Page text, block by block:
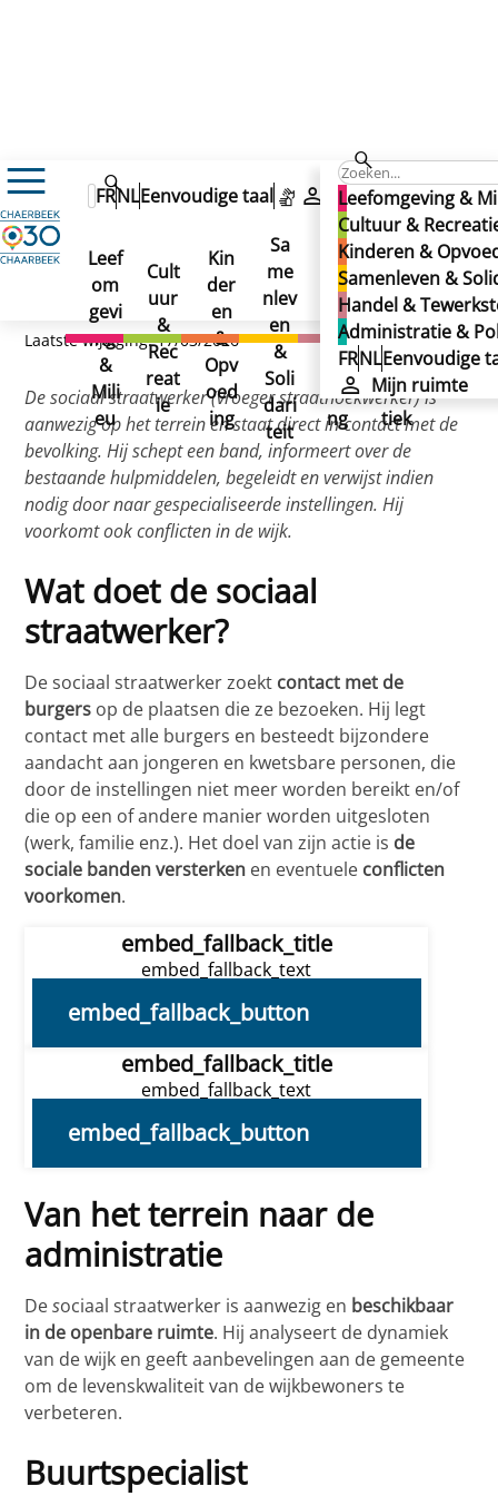
Leefomgeving &
Cultuur &
Kinderen &
Samenleven &
Handel &
Administratie &
FRNLEenvoudige
Mijn ruimte
FRNLEenvoudige taal Mijn ruimte
Leef
om
gevi
ng
&
Mili
eu
Cult
uur
&
Rec
reat
ie
Kin
der
en
&
Opv
oed
ing
Sa
me
nlev
en
&
Soli
dari
teit
Han
del
&
Tew
erks
telli
ng
Ad
min
istr
atie
&
Poli
tiek
Samenleven & Solidariteit
Preventie & Veiligheid
Stedelijk Preventieprogramma
Sociaal straatwerk
Sociaal straatwerk
Sociaal straatwerk
Laatste wijziging: 17/03/2026
De sociaal straatwerker (vroeger straathoekwerker) is
aanwezig op het terrein en staat direct in contact met de
bevolking. Hij schept een band, informeert over de
bestaande hulpmiddelen, begeleidt en verwijst indien
nodig door naar gespecialiseerde instellingen. Hij
voorkomt ook conflicten in de wijk.
Wat doet de sociaal
straatwerker?
De sociaal straatwerker zoekt contact met de
burgers op de plaatsen die ze bezoeken. Hij legt
contact met alle burgers en besteedt bijzondere
aandacht aan jongeren en kwetsbare personen, die
door de instellingen niet meer worden bereikt en/of
die op een of andere manier worden uitgesloten
(werk, familie enz.). Het doel van zijn actie is de
sociale banden versterken en eventuele conflicten
voorkomen.
embed_fallback_title
embed_fallback_text
embed_fallback_button
embed_fallback_title
embed_fallback_text
embed_fallback_button
Van het terrein naar de
administratie
Desociaal straatwerker is aanwezig en beschikbaar
in de openbare ruimte. Hij analyseert de dynamiek
van de wijk en geeft aanbevelingen aan de gemeente
om de levenskwaliteit van de wijkbewoners te
verbeteren.
Buurtspecialist